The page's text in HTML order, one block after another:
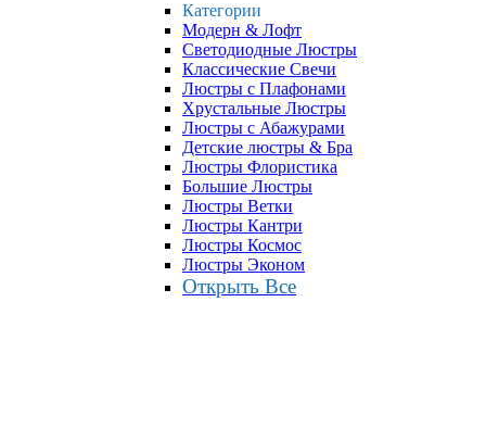
Категории
Модерн & Лофт
Светодиодные Люстры
Классические Свечи
Люстры с Плафонами
Хрустальные Люстры
Люстры с Абажурами
Детские люстры & Бра
Люстры Флористика
Большие Люстры
Люстры Ветки
Люстры Кантри
Люстры Космос
Люстры Эконом
Открыть Все